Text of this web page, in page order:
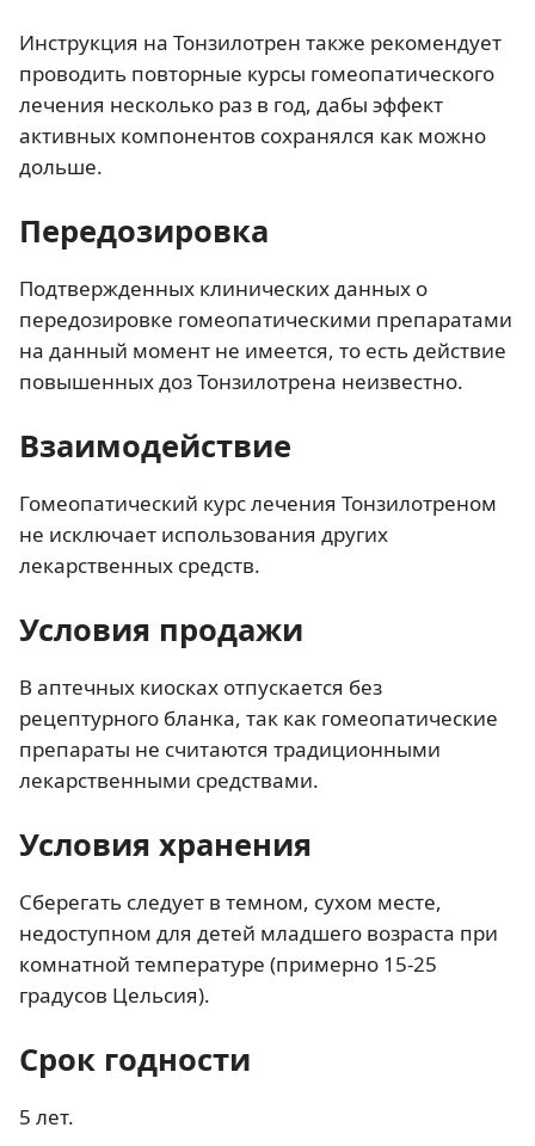
Инструкция на Тонзилотрен также рекомендует
проводить повторные курсы гомеопатического
лечения несколько раз в год, дабы эффект
активных компонентов сохранялся как можно
дольше.
Передозировка
Подтвержденных клинических данных о
передозировке гомеопатическими препаратами
на данный момент не имеется, то есть действие
повышенных доз Тонзилотрена неизвестно.
Взаимодействие
Гомеопатический курс лечения Тонзилотреном
не исключает использования других
лекарственных средств.
Условия продажи
В аптечных киосках отпускается без
рецептурного бланка, так как гомеопатические
препараты не считаются традиционными
лекарственными средствами.
Условия хранения
Сберегать следует в темном, сухом месте,
недоступном для детей младшего возраста при
комнатной температуре (примерно 15-25
градусов Цельсия).
Срок годности
5 лет.